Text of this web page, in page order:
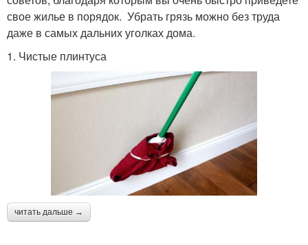
свое жилье в порядок. Убрать грязь можно без труда
даже в самых дальних уголках дома.
1. Чистые плинтуса
читать дальше →